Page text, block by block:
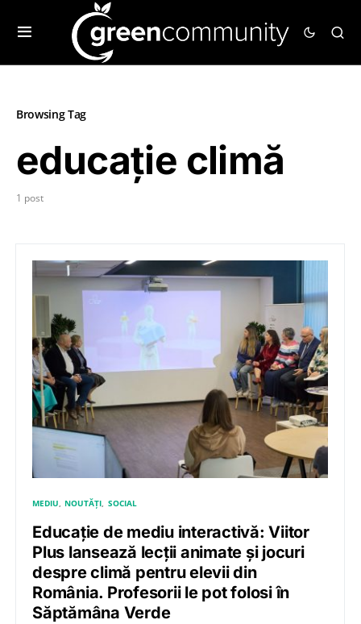
Browsing Tag
educație climă
1 post
MEDIU NOUTĂȚI SOCIAL
Educație de mediu interactivă: Viitor
Plus lansează lecții animate și jocuri
despre climă pentru elevii din
România. Profesorii le pot folosi în
Săptămâna Verde